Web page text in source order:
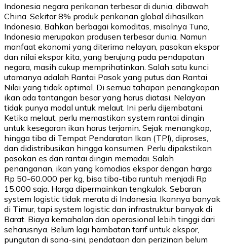
Indonesia negara perikanan terbesar di dunia, dibawah
China. Sekitar 8% produk perikanan global dihasilkan
Indonesia. Bahkan berbagai komoditas, misalnya Tuna,
Indonesia merupakan produsen terbesar dunia. Namun
manfaat ekonomi yang diterima nelayan, pasokan ekspor
dan nilai ekspor kita, yang berujung pada pendapatan
negara, masih cukup memprihatinkan. Salah satu kunci
utamanya adalah Rantai Pasok yang putus dan Rantai
Nilai yang tidak optimal. Di semua tahapan penangkapan
ikan ada tantangan besar yang harus diatasi. Nelayan
tidak punya modal untuk melaut. Ini perlu dijembatani.
Ketika melaut, perlu memastikan system rantai dingin
untuk kesegaran ikan harus terjamin. Sejak menangkap,
hingga tiba di Tempat Pendaratan Ikan (TPI), diproses,
dan didistribusikan hingga konsumen. Perlu dipakstikan
pasokan es dan rantai dingin memadai. Salah
penanganan, ikan yang komodias ekspor dengan harga
Rp 50-60.000 per kg, bisa tiba-tiba runtuh menjadi Rp
15.000 saja. Harga dipermainkan tengkulak. Sebaran
system logistic tidak merata di Indonesia. Ikannya banyak
di Timur, tapi system logistic dan infrastruktur banyak di
Barat. Biaya kemahalan dan operasional lebih tinggi dari
seharusnya. Belum lagi hambatan tarif untuk ekspor,
pungutan di sana-sini, pendataan dan perizinan belum